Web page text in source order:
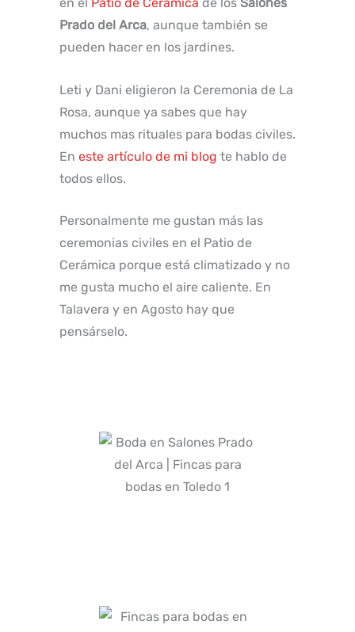
Prado del Arca, aunque también se
pueden hacer en los jardines.
Leti y Dani eligieron la Ceremonia de La
Rosa, aunque ya sabes que hay
muchos mas rituales para bodas civiles.
En este artículo de mi blog te hablo de
todos ellos.
Personalmente me gustan más las
ceremonias civiles en el Patio de
Cerámica porque está climatizado y no
me gusta mucho el aire caliente. En
Talavera y en Agosto hay que
pensárselo.